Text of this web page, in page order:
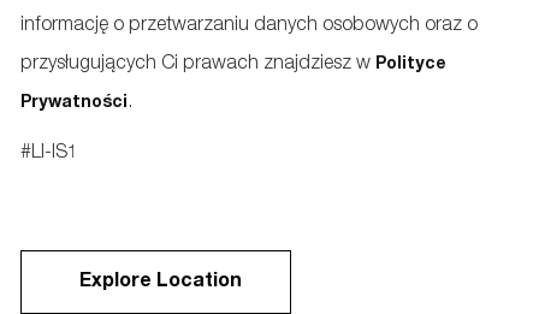
informację o przetwarzaniu danych osobowych oraz o
przysługujących Ci prawach znajdziesz w Polityce
Prywatności .
#LI-IS1
Explore Location